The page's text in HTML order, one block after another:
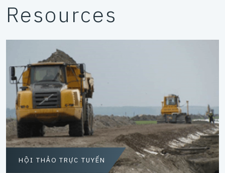
Resources
HỘI THẢO TRỰC TUYẾN